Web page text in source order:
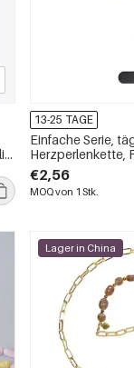
13-25 TAGE
Einfache Serie,
Herzperlenkette,
Handykette
€2,56
MOQ von 1 Stk.
Lager in China